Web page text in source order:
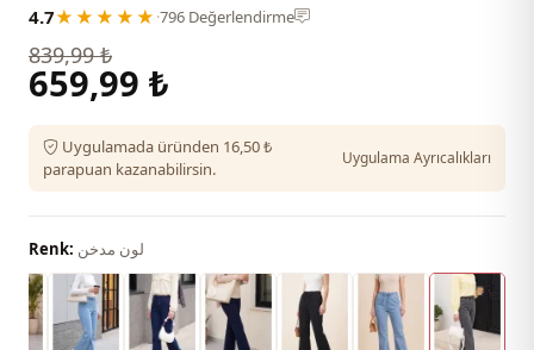
4.7★★★★★ ·796 Değerlendirme
839,99 ₺
659,99 ₺
Uygulamada üründen 16,50 ₺
parapuan kazanabilirsin.
Uygulama Ayrıcalıkları
Renk: لون مدخن